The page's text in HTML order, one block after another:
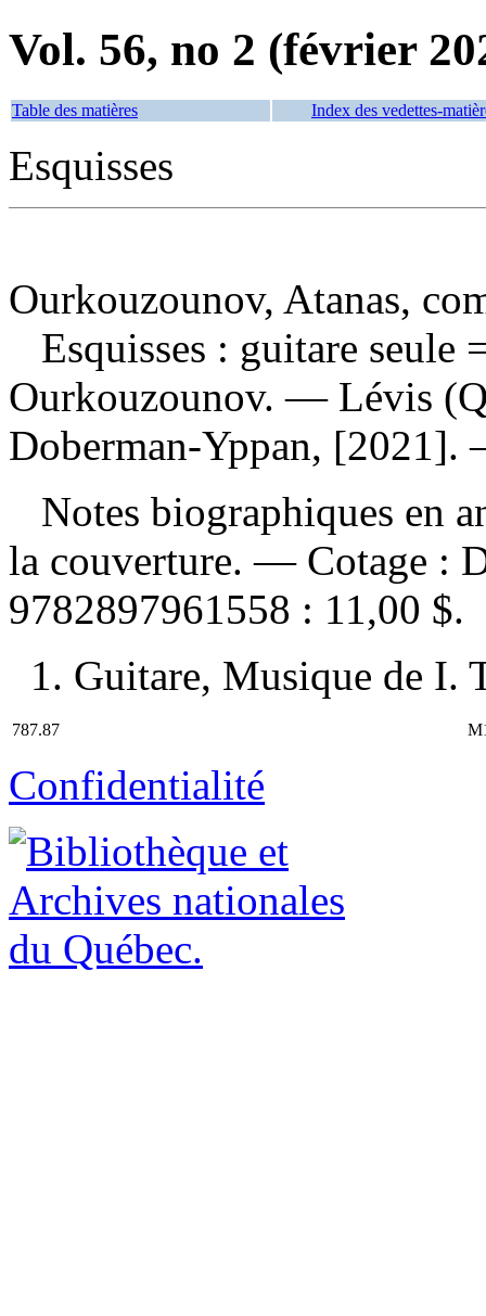
Vol. 56, no 2 (février
Table des matières Index des vedettes-
Esquisses
Ourkouzounov, Atanas,
Esquisses : guitare seule
Ourkouzounov. — Lévis
Doberman-Yppan,
Notes biographiques en
la couverture. — Cotage :
9782897961558 : 11,00 $.
1. Guitare, Musique de I.
787.87
Confidentialité